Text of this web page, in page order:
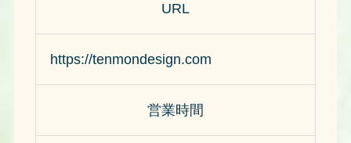
URL
https://tenmondesign.com
営業時間